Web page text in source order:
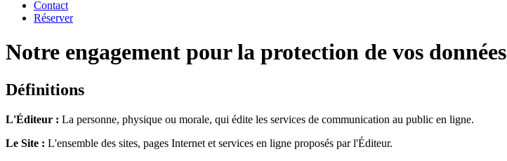
Contact
Réserver
Notre engagement pour la protection de vos données
Définitions
L'Éditeur : La personne, physique ou morale, qui édite les services de communication au public en ligne.
Le Site : L'ensemble des sites, pages Internet et services en ligne proposés par l'Éditeur.